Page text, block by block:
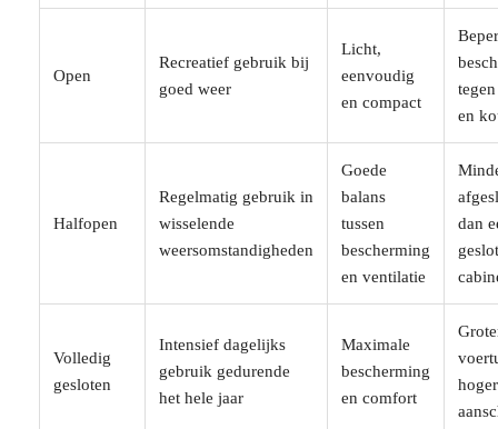
Open
Recreatief gebruik bij
goed weer
Licht,
eenvoudig
en compact
en
Halfopen
Regelmatig gebruik in
wisselende
weersomstandigheden
Goede
balans
tussen
bescherming
en ventilatie
dan
Volledig
gesloten
Intensief dagelijks
gebruik gedurende
het hele jaar
Maximale
bescherming
en comfort